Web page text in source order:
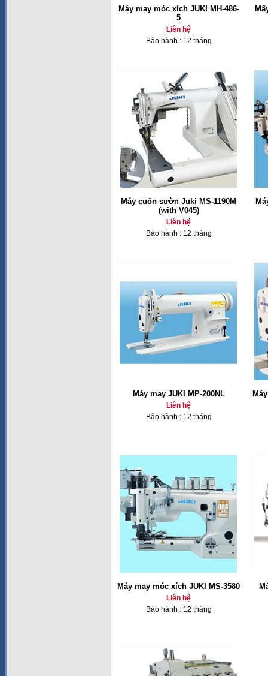
Máy may móc xích JUKI MH-486-
5
Liên hệ
Bảo hành : 12 tháng
Máy cuốn sườn Juki MS-1190M
(with V045)
Liên hệ
Bảo hành : 12 tháng
Máy may JUKI MP-200NL
Liên hệ
Bảo hành : 12 tháng
Máy may móc xích JUKI MS-3580
Liên hệ
Bảo hành : 12 tháng